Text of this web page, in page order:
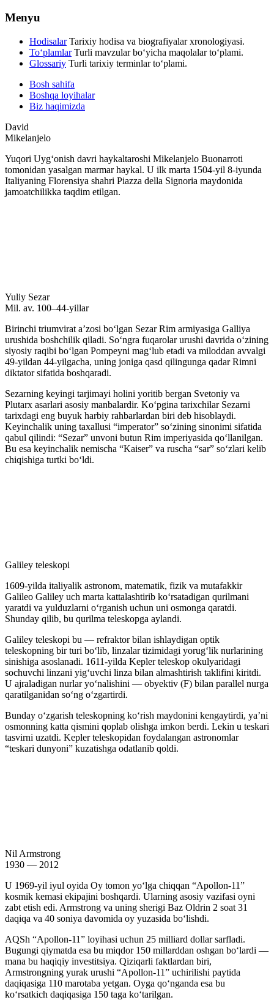
Menyu
Hodisalar Tarixiy hodisa va biografiyalar xronologiyasi.
To‘plamlar Turli mavzular bo‘yicha maqolalar to‘plami.
Glossariy Turli tarixiy terminlar to‘plami.
Bosh sahifa
Boshqa loyihalar
Biz haqimizda
David
Mikelanjelo
Yuqori Uygʻonish davri haykaltaroshi Mikelanjelo Buonarroti
tomonidan yasalgan marmar haykal. U ilk marta 1504-yil 8-iyunda
Italiyaning Florensiya shahri Piazza della Signoria maydonida
jamoatchilikka taqdim etilgan.
Yuliy Sezar
Mil. av. 100–44-yillar
Birinchi triumvirat aʼzosi boʻlgan Sezar Rim armiyasiga Galliya
urushida boshchilik qiladi. Soʻngra fuqarolar urushi davrida oʻzining
siyosiy raqibi boʻlgan Pompeyni magʻlub etadi va miloddan avvalgi
49-yildan 44-yilgacha, uning joniga qasd qilingunga qadar Rimni
diktator sifatida boshqaradi.
Sezarning keyingi tarjimayi holini yoritib bergan Svetoniy va
Plutarx asarlari asosiy manbalardir. Koʻpgina tarixchilar Sezarni
tarixdagi eng buyuk harbiy rahbarlardan biri deb hisoblaydi.
Keyinchalik uning taxallusi “imperator” soʻzining sinonimi sifatida
qabul qilindi: “Sezar” unvoni butun Rim imperiyasida qoʻllanilgan.
Bu esa keyinchalik nemischa “Kaiser” va ruscha “sar” soʻzlari kelib
chiqishiga turtki boʻldi.
Galiley teleskopi
1609-yilda italiyalik astronom, matematik, fizik va mutafakkir
Galileo Galiley uch marta kattalashtirib koʻrsatadigan qurilmani
yaratdi va yulduzlarni oʻrganish uchun uni osmonga qaratdi.
Shunday qilib, bu qurilma teleskopga aylandi.
Galiley teleskopi bu — refraktor bilan ishlaydigan optik
teleskopning bir turi boʻlib, linzalar tizimidagi yorugʻlik nurlarining
sinishiga asoslanadi. 1611-yilda Kepler teleskop okulyaridagi
sochuvchi linzani yigʻuvchi linza bilan almashtirish taklifini kiritdi.
U ajraladigan nurlar yoʻnalishini — obyektiv (F) bilan parallel nurga
qaratilganidan soʻng oʻzgartirdi.
Bunday oʻzgarish teleskopning koʻrish maydonini kengaytirdi, yaʼni
osmonning katta qismini qoplab olishga imkon berdi. Lekin u teskari
tasvirni uzatdi. Kepler teleskopidan foydalangan astronomlar
“teskari dunyoni” kuzatishga odatlanib qoldi.
Nil Armstrong
1930 — 2012
U 1969-yil iyul oyida Oy tomon yoʻlga chiqqan “Apollon-11”
kosmik kemasi ekipajini boshqardi. Ularning asosiy vazifasi oyni
zabt etish edi. Armstrong va uning sherigi Baz Oldrin 2 soat 31
daqiqa va 40 soniya davomida oy yuzasida boʻlishdi.
AQSh “Apollon-11” loyihasi uchun 25 milliard dollar sarfladi.
Bugungi qiymatda esa bu miqdor 150 millarddan oshgan boʻlardi —
mana bu haqiqiy investitsiya. Qiziqarli faktlardan biri,
Armstrongning yurak urushi “Apollon-11” uchirilishi paytida
daqiqasiga 110 marotaba yetgan. Oyga qoʻnganda esa bu
koʻrsatkich daqiqasiga 150 taga koʻtarilgan.